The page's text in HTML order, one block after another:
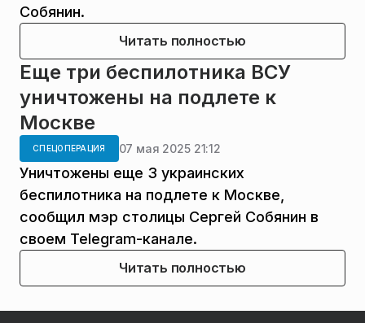
Собянин.
Читать полностью
Еще три беспилотника ВСУ
уничтожены на подлете к
Москве
СПЕЦОПЕРАЦИЯ 07 мая 2025 21:12
Уничтожены еще 3 украинских
беспилотника на подлете к Москве,
сообщил мэр столицы Сергей Собянин в
своем Telegram-канале.
Читать полностью